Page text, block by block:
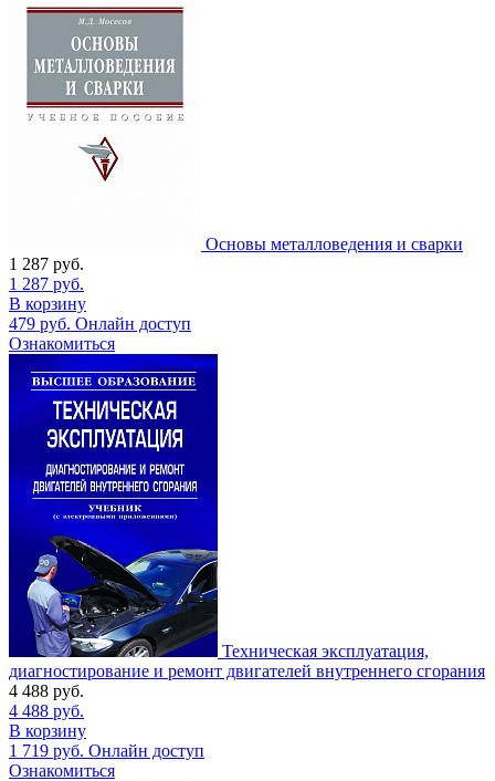
Основы металловедения и сварки
1 287 руб.
1 287 руб.
В корзину
479 руб. Онлайн доступ
Ознакомиться
Техническая эксплуатация,
диагностирование и ремонт двигателей внутреннего сгорания
4 488 руб.
4 488 руб.
В корзину
1 719 руб. Онлайн доступ
Ознакомиться